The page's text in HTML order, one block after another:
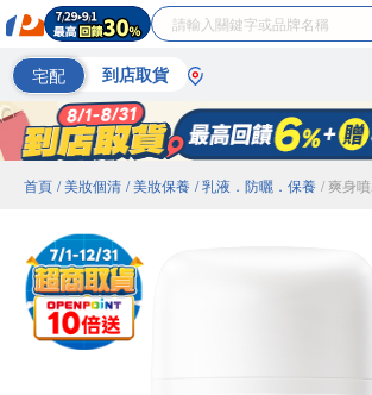
宅配 到店取貨
首頁 / 美妝個清 / 美妝保養 / 乳液．防曬．保養 / 爽身